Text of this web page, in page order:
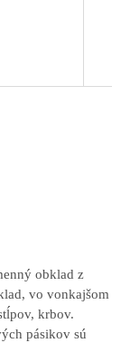
obklad z
vo vonkajšom
krbov.
pásikov sú